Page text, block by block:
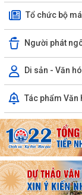
Tổ chức bộ
Người phát
Di sản - Văn
Tác phẩm Văn
UBND xã Trần
thông báo thu hồi
đường sắt...
Bà Phan Thị Vắn ở
xây “Nhà Đại đoàn
Cụm thi đua số 10